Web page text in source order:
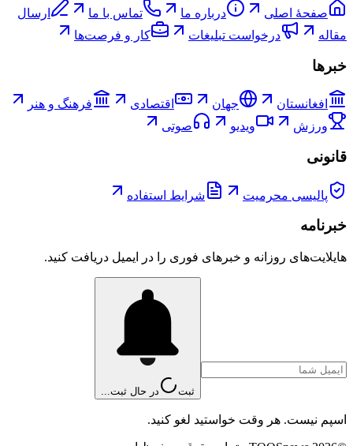
صفحۀ اصلی درباره ما تماس با ما
ارسال
مقاله
درخواست تبلیغات کار و فرصت‌ها
خبرها
افغانستان جهان اقتصادی
فرهنگ و هنر
ورزش
ویدیو صوتی
قانونی
پالیسی محرمیت شرایط استفاده
خبرنامه
هایلایت‌های روزانه و خبرهای فوری را در ایمیل دریافت کنید.
ثبت در حال ثبت...
اسپم نیست. هر وقت خواستید لغو کنید.